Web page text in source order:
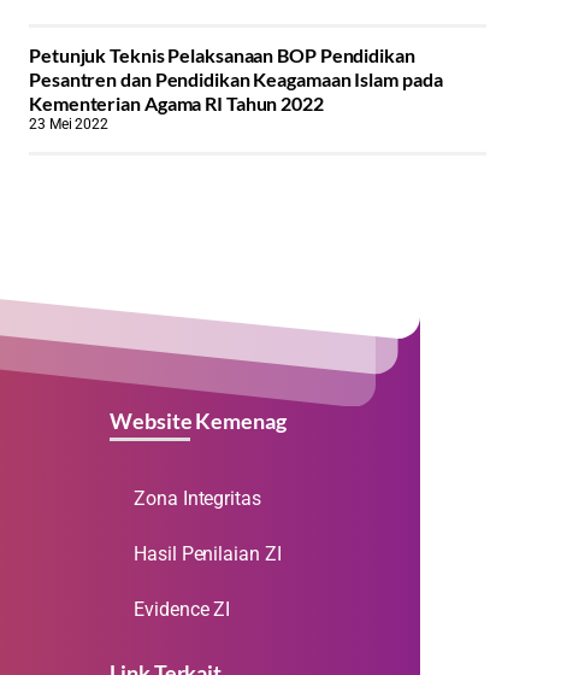
Petunjuk Teknis Pelaksanaan BOP Pendidikan
Pesantren dan Pendidikan Keagamaan Islam pada
Kementerian Agama RI Tahun 2022
23 Mei 2022
Website Kemenag
Zona Integritas
Hasil Penilaian ZI
Evidence ZI